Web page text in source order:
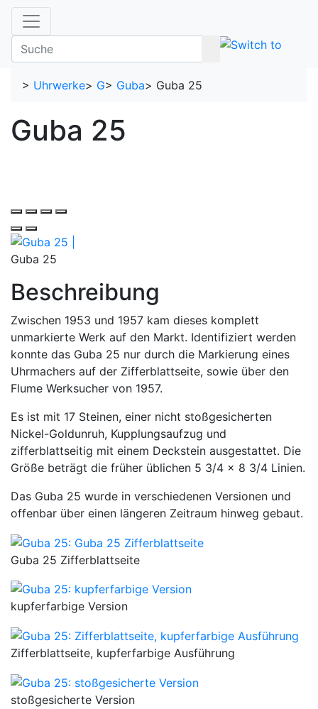
> Uhrwerke> G> Guba> Guba 25
Guba 25
Guba 25
Beschreibung
Zwischen 1953 und 1957 kam dieses komplett
unmarkierte Werk auf den Markt. Identifiziert werden
konnte das Guba 25 nur durch die Markierung eines
Uhrmachers auf der Zifferblattseite, sowie über den
Flume Werksucher von 1957.
Es ist mit 17 Steinen, einer nicht stoßgesicherten
Nickel-Goldunruh, Kupplungsaufzug und
zifferblattseitig mit einem Deckstein ausgestattet. Die
Größe beträgt die früher üblichen 5 3/4 x 8 3/4 Linien.
Das Guba 25 wurde in verschiedenen Versionen und
offenbar über einen längeren Zeitraum hinweg gebaut.
Guba 25 Zifferblattseite
kupferfarbige Version
Zifferblattseite, kupferfarbige Ausführung
stoßgesicherte Version